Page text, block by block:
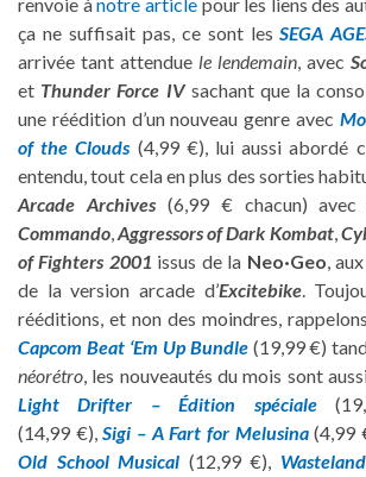
renvoie ànotre articlepour les liens des
ça ne suffisait pas, ce sont lesSEGA
arrivée tant attendue le lendemain, avec
et Thunder Force IVsachant que la
une réédition d’un nouveau genre avec
of the Clouds (4,99 €), lui aussi abordé
entendu, tout cela en plus des sorties
Arcade Archives(6,99 € chacun) avec
Commando,Aggressors of Dark Kombat,
of Fighters 2001 issus de la Neo·Geo,
de la version arcade d’Excitebike.
rééditions, et non des moindres,
Capcom Beat ‘Em Up Bundle(19,99 €)
néorétro, les nouveautés du mois sont
Light Drifter – Édition spéciale
(14,99 €),Sigi – A Fart for Melusina(4,99
Old School Musical (12,99 €),